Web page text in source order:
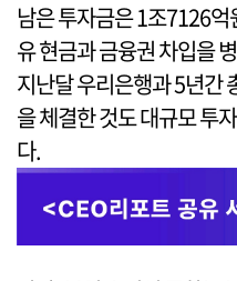
남은 투자금은 1조7126
유 현금과 금융권 차입을
지난달 우리은행과 5년간
을 체결한 것도 대규모 투
다.